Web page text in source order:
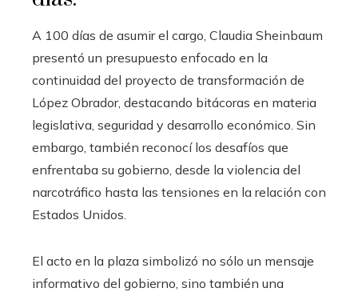
A 100 días de asumir el cargo, Claudia Sheinbaum
presentó un presupuesto enfocado en la
continuidad del proyecto de transformación de
López Obrador, destacando bitácoras en materia
legislativa, seguridad y desarrollo económico. Sin
embargo, también reconocí los desafíos que
enfrentaba su gobierno, desde la violencia del
narcotráfico hasta las tensiones en la relación con
Estados Unidos.
El acto en la plaza simbolizó no sólo un mensaje
informativo del gobierno, sino también una